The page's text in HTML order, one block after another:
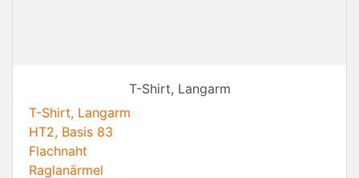
T-Shirt, Langarm
T-Shirt, Langarm
HT2, Basis 83
Flachnaht
Raglanärmel